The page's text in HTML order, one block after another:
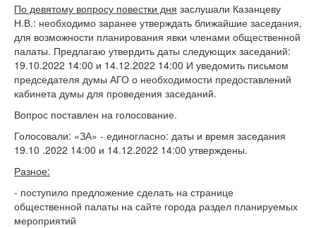
По девятому вопросу повестки дня заслушали Казанцеву
Н.В.: необходимо заранее утверждать ближайшие заседания,
для возможности планирования явки членами общественной
палаты. Предлагаю утвердить даты следующих заседаний:
19.10.2022 14:00 и 14.12.2022 14:00 И уведомить письмом
председателя думы АГО о необходимости предоставлений
кабинета думы для проведения заседаний.
Вопрос поставлен на голосование.
Голосовали: «ЗА» - единогласно: даты и время заседания
19.10 .2022 14:00 и 14.12.2022 14:00 утверждены.
Разное:
- поступило предложение сделать на странице
общественной палаты на сайте города раздел планируемых
мероприятий